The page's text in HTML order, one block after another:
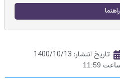
راهنما
تاریخ انتشار: 1400/10/13